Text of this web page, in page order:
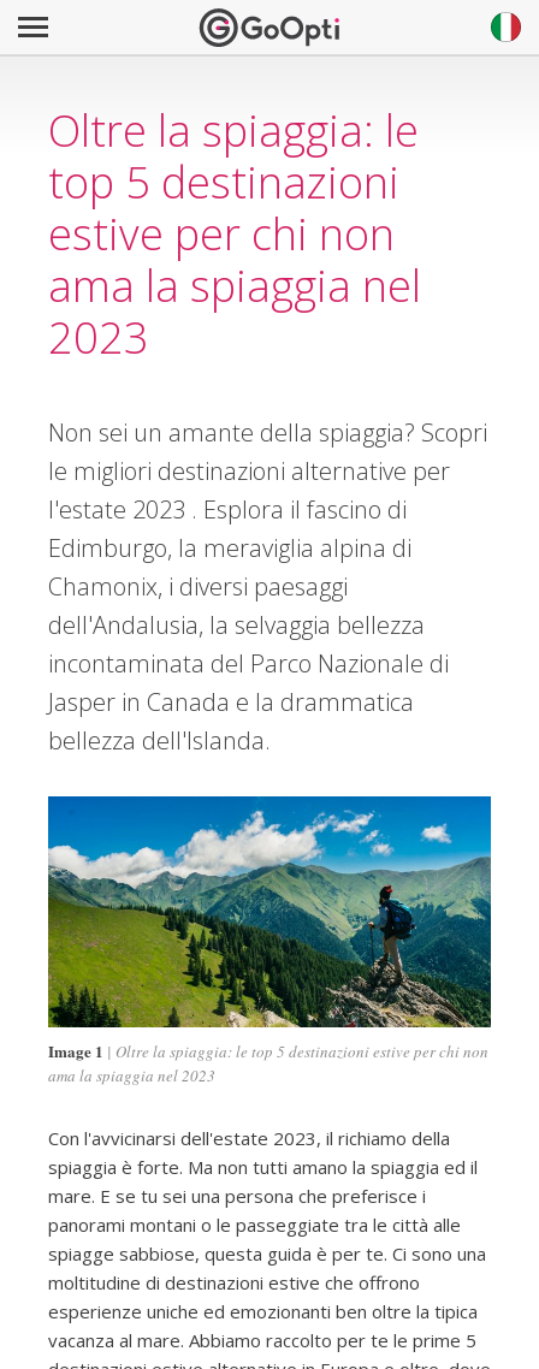
Oltre la spiaggia: le
top 5 destinazioni
estive per chi non
ama la spiaggia nel
2023
Non sei un amante della spiaggia? Scopri
le migliori destinazioni alternative per
l'estate 2023 . Esplora il fascino di
Edimburgo, la meraviglia alpina di
Chamonix, i diversi paesaggi
dell'Andalusia, la selvaggia bellezza
incontaminata del Parco Nazionale di
Jasper in Canada e la drammatica
bellezza dell'Islanda.
Image 1
Oltre la spiaggia: le top 5 destinazioni estive per chi non
ama la spiaggia nel 2023
Con l'avvicinarsi dell'estate 2023, il richiamo della
spiaggia è forte. Ma non tutti amano la spiaggia ed il
mare. E se tu sei una persona che preferisce i
panorami montani o le passeggiate tra le città alle
spiagge sabbiose, questa guida è per te. Ci sono una
moltitudine di destinazioni estive che offrono
esperienze uniche ed emozionanti ben oltre la tipica
vacanza al mare. Abbiamo raccolto per te le prime 5